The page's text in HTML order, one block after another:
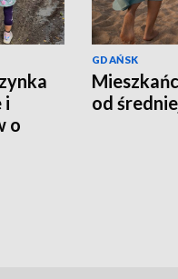
i
o
GDAŃSK
od